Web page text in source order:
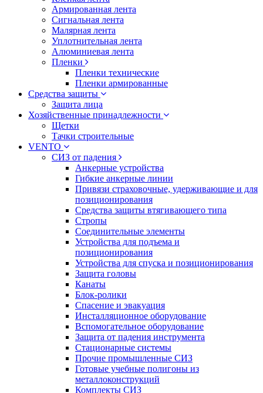
Армированная лента
Сигнальная лента
Малярная лента
Уплотнительная лента
Алюминиевая лента
Пленки
Пленки технические
Пленки армированные
Средства защиты
Защита лица
Хозяйственные принадлежности
Щетки
Тачки строительные
VENTO
СИЗ от падения
Анкерные устройства
Гибкие анкерные линии
Привязи страховочные, удерживающие и для
позиционирования
Средства защиты втягивающего типа
Стропы
Соединительные элементы
Устройства для подъема и
позиционирования
Устройства для спуска и позиционирования
Защита головы
Канаты
Блок-ролики
Спасение и эвакуация
Инсталляционное оборудование
Вспомогательное оборудование
Защита от падения инструмента
Стационарные системы
Прочие промышленные СИЗ
Готовые учебные полигоны из
металлоконструкций
Комплекты СИЗ